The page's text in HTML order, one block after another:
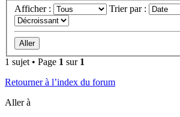
Afficher :
Trier par :
1 sujet • Page 1 sur 1
Retourner à l’index du forum
Aller à